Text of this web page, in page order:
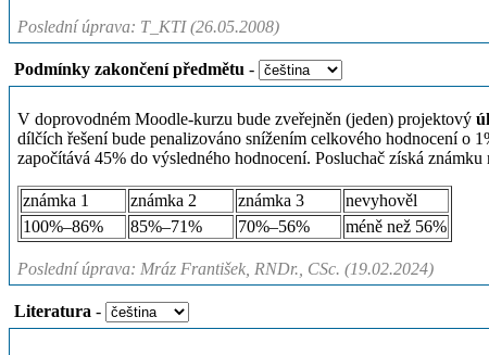
Poslední úprava: T_KTI (26.05.2008)
Podmínky zakončení předmětu -
V doprovodném Moodle-kurzu bude zveřejněn (jeden) projektový
dílčích řešení bude penalizováno snížením celkového hodnocení o
započítává 45% do výsledného hodnocení. Posluchač získá
známka 1 známka 2 známka 3
nevyhověl
100%–86%
85%–71% 70%–56% méně než 56%
Poslední úprava: Mráz František, RNDr., CSc. (19.02.2024)
Literatura -